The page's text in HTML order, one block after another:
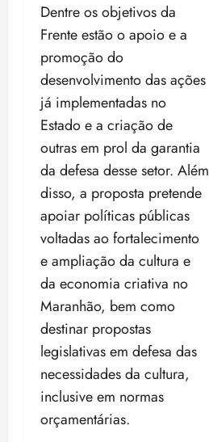
Dentre os objetivos da
Frente estão o apoio e a
promoção do
desenvolvimento das ações
já implementadas no
Estado e a criação de
outras em prol da garantia
da defesa desse setor. Além
disso, a proposta pretende
apoiar políticas públicas
voltadas ao fortalecimento
e ampliação da cultura e
da economia criativa no
Maranhão, bem como
destinar propostas
legislativas em defesa das
necessidades da cultura,
inclusive em normas
orçamentárias.